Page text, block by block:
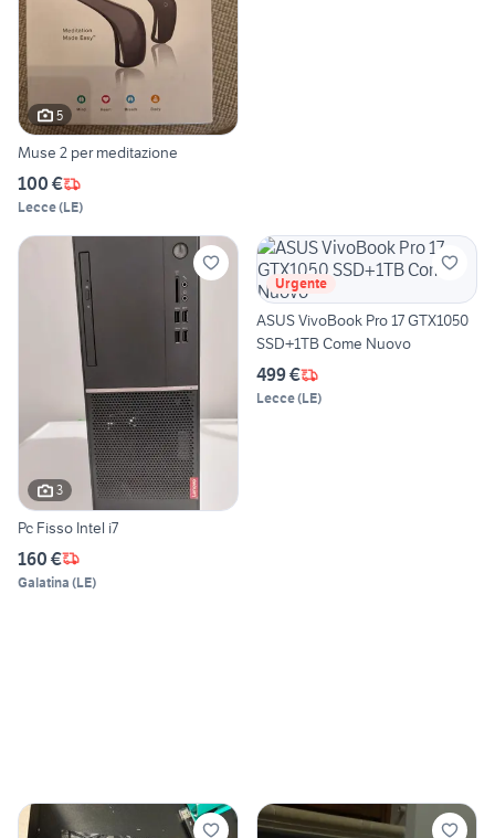
5
Muse 2 per meditazione
100 €
Lecce(LE)
3
Pc Fisso Intel i7
160 €
Galatina (LE)
Urgente
ASUS VivoBook Pro 17 GTX1050
SSD+1TB Come Nuovo
499 €
Lecce(LE)